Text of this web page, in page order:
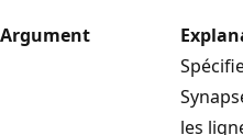
Argument
les